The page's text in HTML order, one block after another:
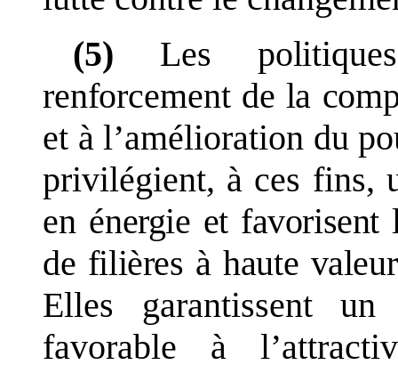
(5) Les
renforcement de la
et à l’amélioration du
privilégient, à ces fins,
en énergie et favorisent
de filières à haute valeur
Elles garantissent
favorable à l’